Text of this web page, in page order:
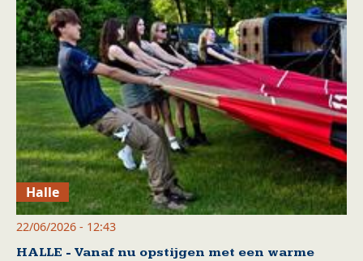
Halle
22/06/2026 - 12:43
HALLE - Vanaf nu opstijgen met een warme